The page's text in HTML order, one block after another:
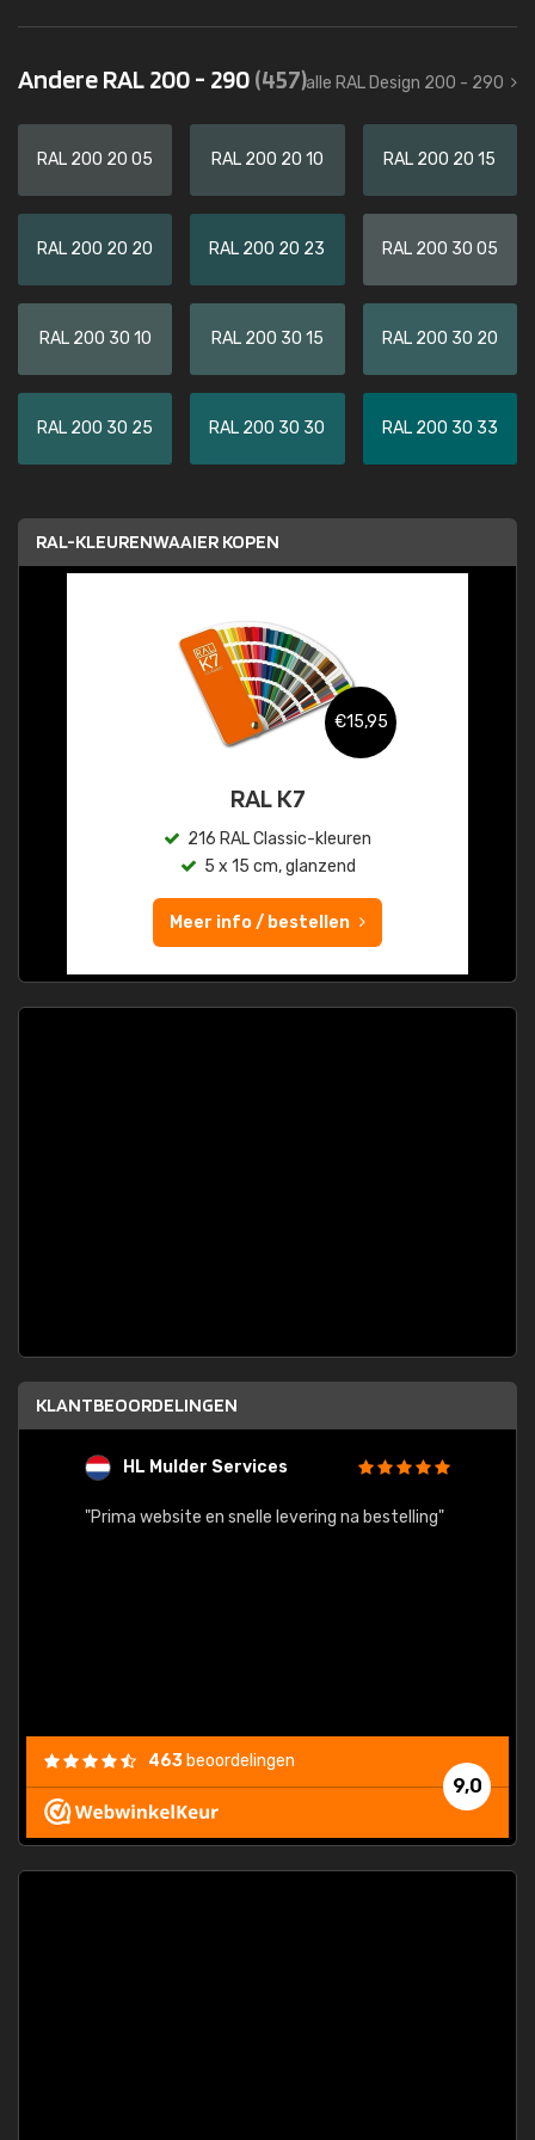
Andere RAL 200 - 290(457)alle RAL Design 200 - 290
RAL 200 20 05 RAL 200 20 10 RAL 200 20 15
RAL 200 20 20 RAL 200 20 23 RAL 200 30 05
RAL 200 30 10 RAL 200 30 15 RAL 200 30 20
RAL 200 30 25 RAL 200 30 30 RAL 200 30 33
RAL-KLEURENWAAIER KOPEN
€15,95
RAL K7
216 RAL Classic-kleuren
5 x 15 cm, glanzend
Meer info / bestellen
KLANTBEOORDELINGEN
HL Mulder Services
"Prima website en snelle levering na bestelling"
9,0
463 beoordelingen